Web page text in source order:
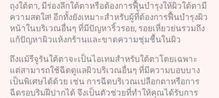
ถุงใต้ตา, มีร่องลึกใต้ตาหรือต้องการฟื้นบำรุงให้ผิวใต้ตามี
ความสดใส! อีกทั้งยังเหมาะสำหรับผู้ที่้ต้องการฟื้นบำรุงผิว
หน้าในบริเวณอื่นๆ ที่มีปัญหาริ้วรอย, รอยเหี่ยวย่นรวมถึง
แก้ปัญหาผิวแห้งกร้านและขาดความชุ่มชื้นในผิว
ถึงแม้รีจูรันใต้ตาจะเป็นไอเทมสำหรับใต้ตาโดยเฉพาะ
แต่สามารถใช้ฉีดดูแลผิวบริเวณอื่นๆ ที่มีความบอบบาง
เป็นพิเศษได้ด้วย เช่น การฉีดบริเวณเปลือกตาหรือการ
ฉีดรอบริมฝีปากได้ จึงเป็นตัวช่วยที่ทำให้คุณได้รับการ